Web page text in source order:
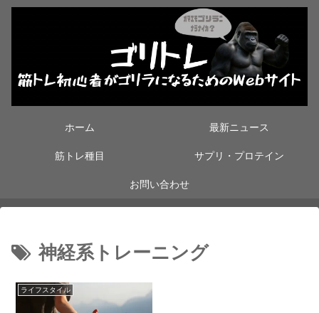
ホーム 最新ニュース
筋トレ種目 サプリ・プロテイン
お問い合わせ
神経系トレーニング
ライフスタイル